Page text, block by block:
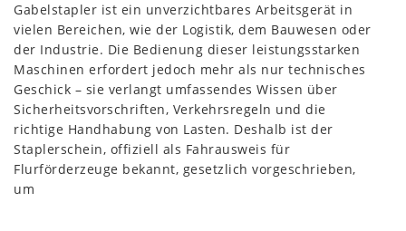
Gabelstapler ist ein unverzichtbares Arbeitsgerät in
vielen Bereichen, wie der Logistik, dem Bauwesen oder
der Industrie. Die Bedienung dieser leistungsstarken
Maschinen erfordert jedoch mehr als nur technisches
Geschick – sie verlangt umfassendes Wissen über
Sicherheitsvorschriften, Verkehrsregeln und die
richtige Handhabung von Lasten. Deshalb ist der
Staplerschein, offiziell als Fahrausweis für
Flurförderzeuge bekannt, gesetzlich vorgeschrieben,
um